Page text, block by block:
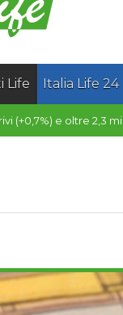
Life Italia Life 24